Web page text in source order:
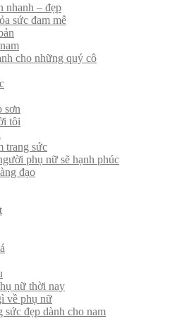
nhanh – đẹp
sức đam mê
cho những quý cô
sơn
tôi
trang sức
phụ nữ sẽ hạnh phúc
đạo
nữ thời nay
về phụ nữ
đẹp dành cho nam